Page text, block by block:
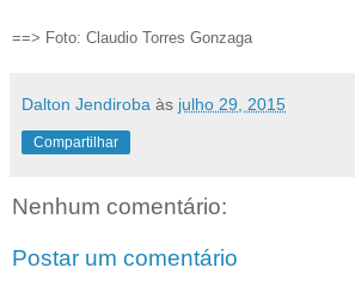
==> Foto: Claudio Torres Gonzaga
Dalton Jendiroba às julho 29, 2015
Compartilhar
Nenhum comentário:
Postar um comentário